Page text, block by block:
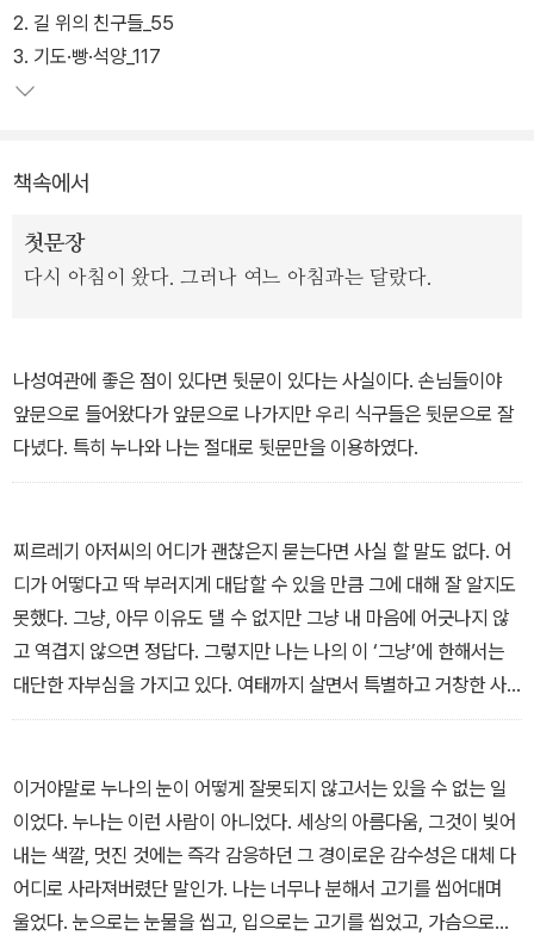
유의 활달하고 서슴없는 문체가 휘몰아치는 시대의 거칠고 황량한 삽
화들을 어떻게 이야기로 보듬어 완성하는지를 여실히 보여주고 있어
양귀자의 문학을 이해하는데 중요한 지표가 된다.
2. 길 위의 친구들_55
3. 기도·빵·석양_117
책속에서
첫문장
다시 아침이 왔다. 그러나 여느 아침과는 달랐다.
나성여관에 좋은 점이 있다면 뒷문이 있다는 사실이다. 손님들이야
앞문으로 들어왔다가 앞문으로 나가지만 우리 식구들은 뒷문으로 잘
다녔다. 특히 누나와 나는 절대로 뒷문만을 이용하였다.
찌르레기 아저씨의 어디가 괜찮은지 묻는다면 사실 할 말도 없다. 어
디가 어떻다고 딱 부러지게 대답할 수 있을 만큼 그에 대해 잘 알지도
못했다. 그냥, 아무 이유도 댈 수 없지만 그냥 내 마음에 어긋나지 않
고 역겹지 않으면 정답다. 그렇지만 나는 나의 이 ‘그냥’에 한해서는
대단한 자부심을 가지고 있다. 여태까지 살면서 특별하고 거창한 사
람이나 물건이 흡족하게 제 몫을 다 하는 것을 나는 본 적이 없다. 그
믿지 않는다. 나는 그냥 나의 ‘그냥’을 믿는다.
이거야말로 누나의 눈이 어떻게 잘못되지 않고서는 있을 수 없는 일
이었다. 누나는 이런 사람이 아니었다. 세상의 아름다움, 그것이 빚어
내는 색깔, 멋진 것에는 즉각 감응하던 그 경이로운 감수성은 대체 다
어디로 사라져버렸단 말인가. 나는 너무나 분해서 고기를 씹어대며
울었다. 눈으로는 눈물을 씹고, 입으로는 고기를 씹었고, 가슴으로는